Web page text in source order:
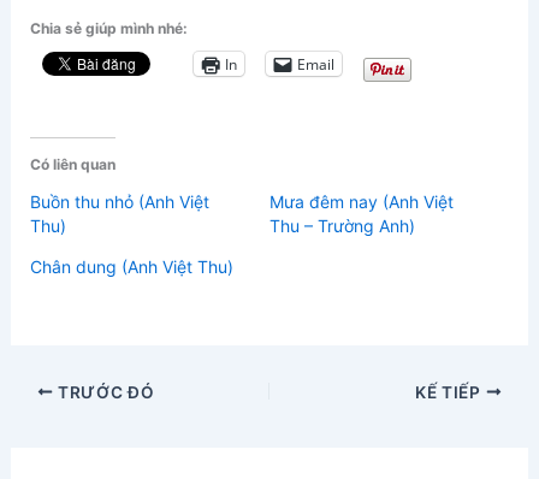
Chia sẻ giúp mình nhé:
In Email
Có liên quan
Buồn thu nhỏ (Anh Việt
Thu)
Mưa đêm nay (Anh Việt
Thu – Trường Anh)
Chân dung (Anh Việt Thu)
TRƯỚC ĐÓ KẾ TIẾP